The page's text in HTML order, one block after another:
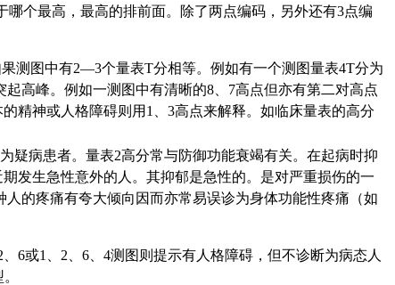
个最高，最高的排前面。除了两点编码，另外还有3点编
测图中有2—3个量表T分相等。例如有一个测图量表4T分为
高峰。例如一测图中有清晰的8、7高点但亦有第二对高点
精神或人格障碍则用1、3高点来解释。如临床量表的高分
疑病患者。量表2高分常与防御功能衰竭有关。在起病时抑
发生急性意外的人。其抑郁是急性的。是对严重损伤的一
的疼痛有夸大倾向因而亦常易误诊为身体功能性疼痛（如
6或1、2、6、4测图则提示有人格障碍，但不诊断为病态人